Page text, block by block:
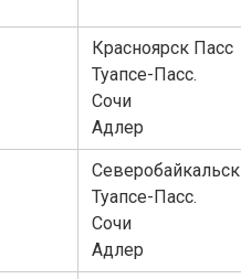
Красноярск Пасс
Туапсе-Пасс.
Сочи
Адлер
Северобайкальск
Туапсе-Пасс.
Сочи
Адлер